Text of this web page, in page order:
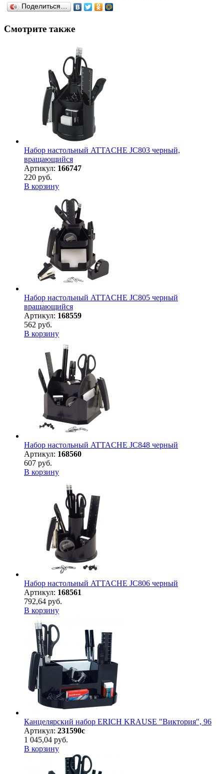
Поделиться…
Смотрите также
Набор настольный ATTACHE JC803 черный,
вращающийся
Артикул: 166747
220 руб.
В корзину
Набор настольный ATTACHE JC805 черный
вращающийся
Артикул: 168559
562 руб.
В корзину
Набор настольный ATTACHE JC848 черный
Артикул: 168560
607 руб.
В корзину
Набор настольный ATTACHE JC806 черный
Артикул: 168561
792,64 руб.
В корзину
Канцелярский набор ERICH KRAUSE "Виктория", 96
Артикул: 231590с
1 045,04 руб.
В корзину